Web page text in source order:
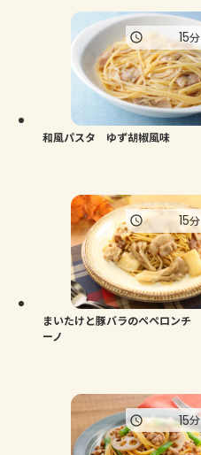
和風パスタ ゆず胡椒風味
15分
まいたけと豚バラのペペロンチ
ーノ
15分
15分